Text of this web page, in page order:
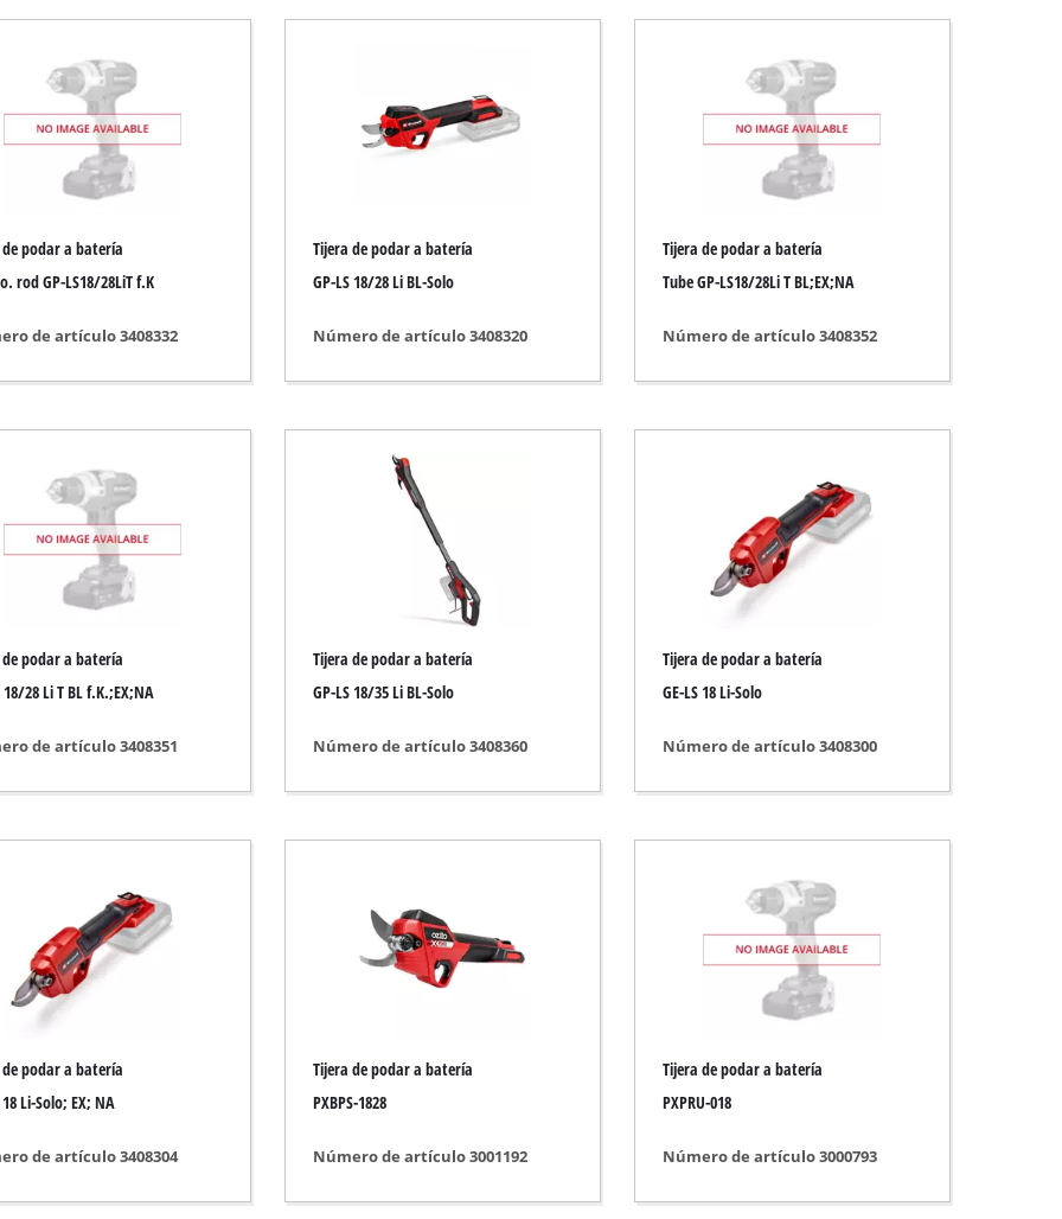
/ suelos
/ grabado
eléctrico
comprimido
para coche
Bomba de profundidad para pozos
Escarificador gasolina
Motosierra eléctrica
Sierra de rama
Limpiadores a alta presión
Batidor de pintura
Tijeras para hierba
Aspirador de hojas
podar a batería
rod GP-LS18/28LiT f.K
de artículo 3408332
Tijera de podar a batería
GP-LS 18/28 Li BL-Solo
Número de artículo 3408320
Tijera de podar a batería
Tube GP-LS18/28Li T BL;EX;NA
Número de artículo 3408352
podar a batería
18/28 Li T BL f.K.;EX;NA
de artículo 3408351
Tijera de podar a batería
GP-LS 18/35 Li BL-Solo
Número de artículo 3408360
Tijera de podar a batería
GE-LS 18 Li-Solo
Número de artículo 3408300
podar a batería
18 Li-Solo; EX; NA
de artículo 3408304
Tijera de podar a batería
PXBPS-1828
Número de artículo 3001192
Tijera de podar a batería
PXPRU-018
Número de artículo 3000793